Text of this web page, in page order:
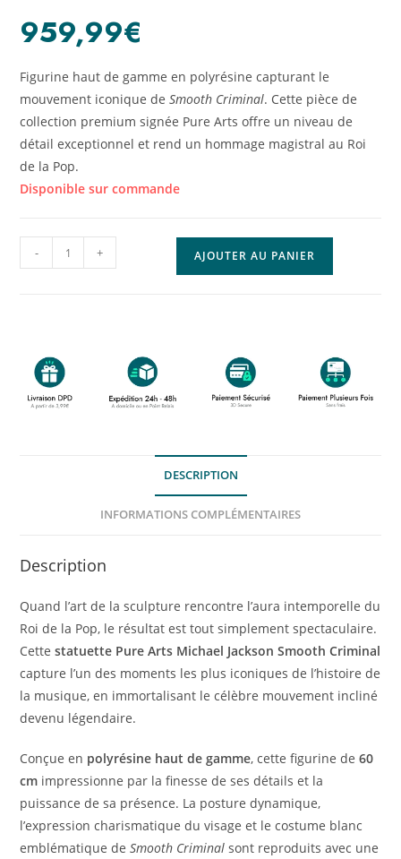
959,99€
Figurine haut de gamme en polyrésine capturant le
mouvement iconique deSmooth Criminal. Cette pièce de
collection premium signée Pure Arts offre un niveau de
détail exceptionnel et rend un hommage magistral au Roi
de la Pop.
Disponible sur commande
- + AJOUTER AU PANIER
DESCRIPTION
INFORMATIONS COMPLÉMENTAIRES
Description
Quand l’art de la sculpture rencontre l’aura intemporelle du
Roi de la Pop, le résultat est tout simplement spectaculaire.
Cettestatuette Pure Arts Michael Jackson Smooth Criminal
capture l’un des moments les plus iconiques de l’histoire de
la musique, en immortalisant le célèbre mouvement incliné
devenu légendaire.
Conçue en polyrésine haut de gamme, cette figurine de60
cm impressionne par la finesse de ses détails et la
puissance de sa présence. La posture dynamique,
l’expression charismatique du visage et le costume blanc
emblématique deSmooth Criminal sont reproduits avec une